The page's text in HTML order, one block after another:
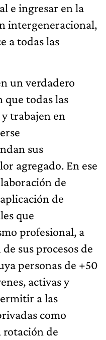
e ingresar en la
intergeneracional,
a todas las
un verdadero
que todas las
trabajen en
sus
agregado. En ese
de
de
que
profesional, a
sus procesos de
personas de +50
activas y
a las
como
rotación de